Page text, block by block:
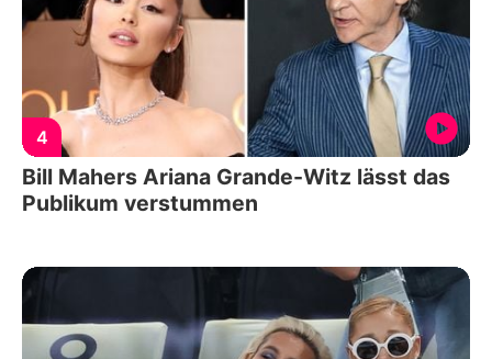
4
Bill Mahers Ariana Grande-Witz lässt das
Publikum verstummen